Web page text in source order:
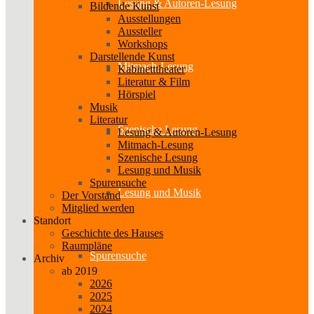
Lesung & Autoren-Lesung
Mitmach-Lesung
Szenische Lesung
Lesung und Musik
Spurensuche
Bildende Kunst
Ausstellungen
Aussteller
Workshops
Darstellende Kunst
Kabinetttheater
Literatur & Film
Hörspiel
Musik
Literatur
Lesung & Autoren-Lesung
Mitmach-Lesung
Szenische Lesung
Lesung und Musik
Spurensuche
Der Vorstand
Mitglied werden
Standort
Geschichte des Hauses
Raumpläne
Archiv
ab 2019
2026
2025
2024